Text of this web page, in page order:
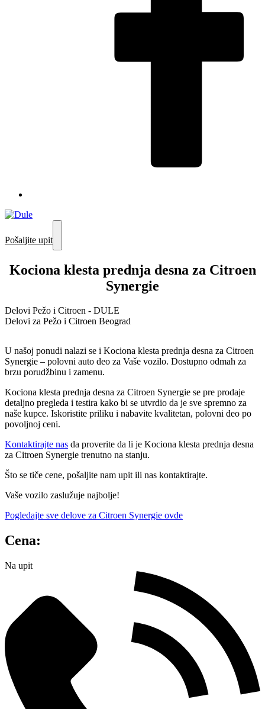
Pošaljite upit
Kociona klesta prednja desna za Citroen
Synergie
Delovi Pežo i Citroen - DULE
Delovi za Pežo i Citroen Beograd
U našoj ponudi nalazi se i Kociona klesta prednja desna za Citroen
Synergie – polovni auto deo za Vaše vozilo. Dostupno odmah za
brzu porudžbinu i zamenu.
Kociona klesta prednja desna za Citroen Synergie se pre prodaje
detaljno pregleda i testira kako bi se utvrdio da je sve spremno za
naše kupce. Iskoristite priliku i nabavite kvalitetan, polovni deo po
povoljnoj ceni.
Kontaktirajte nas da proverite da li je Kociona klesta prednja desna
za Citroen Synergie trenutno na stanju.
Što se tiče cene, pošaljite nam upit ili nas kontaktirajte.
Vaše vozilo zaslužuje najbolje!
Pogledajte sve delove za Citroen Synergie ovde
Cena:
Na upit